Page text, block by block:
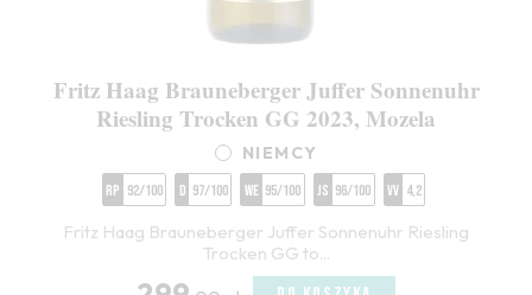
Fritz Haag Brauneberger Juffer Sonnenuhr
Riesling Trocken GG 2023, Mozela
NIEMCY
RP 92/100 D 97/100 WE 95/100 JS 96/100 VV 4,2
Fritz Haag Brauneberger Juffer Sonnenuhr Riesling
Trocken GG to...